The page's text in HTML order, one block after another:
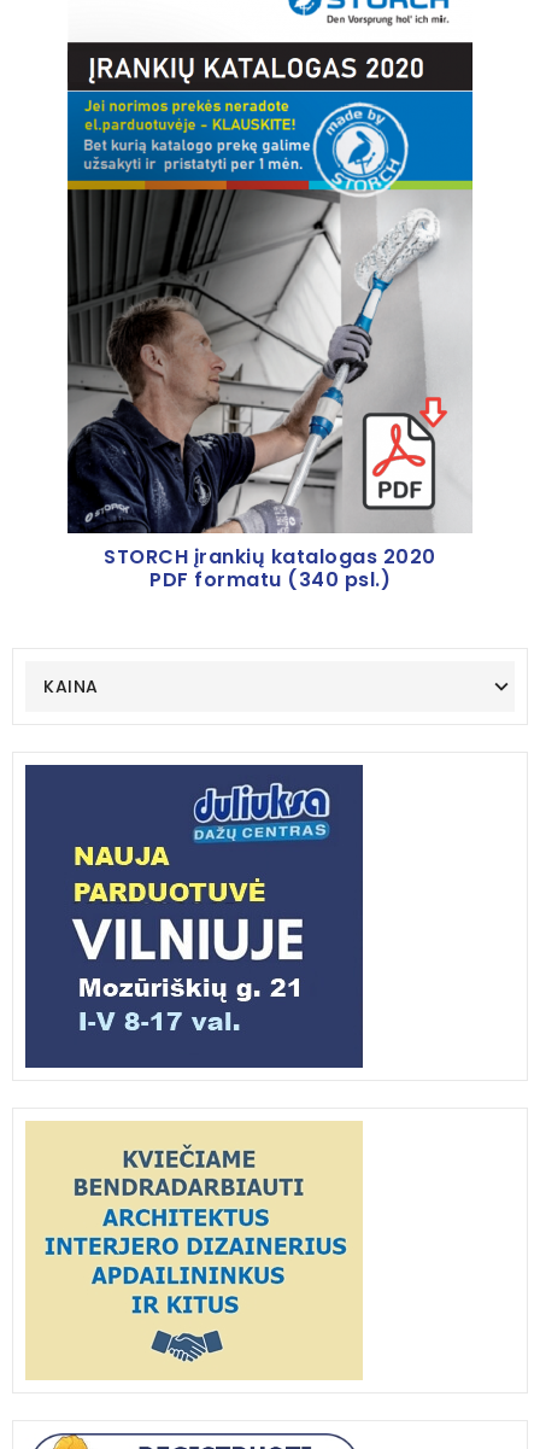
KAINA
STORCH įrankių katalogas 2020
PDF formatu (340 psl.)